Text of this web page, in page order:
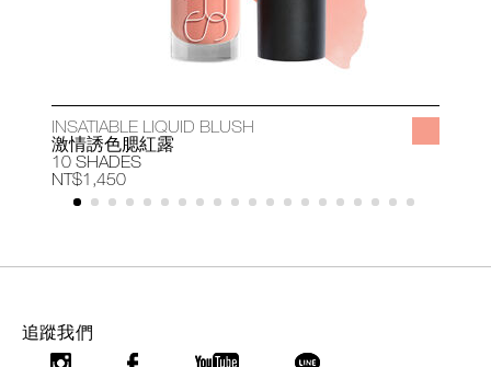
INSATIABLE LIQUID BLUSH
激情誘色腮紅露
10 SHADES
NT$1,450
追蹤我們